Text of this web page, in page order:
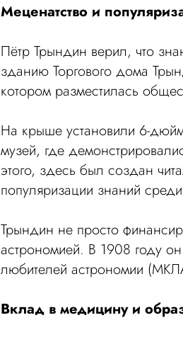
Меценатство и
Пётр Трындин верил, что
зданию Торгового дома
котором разместилась
На крыше установили 6-
музей, где
этого, здесь был создан
популяризации знаний
Трындин не просто
астрономией. В 1908 году
любителей астрономии
Вклад в медицину и